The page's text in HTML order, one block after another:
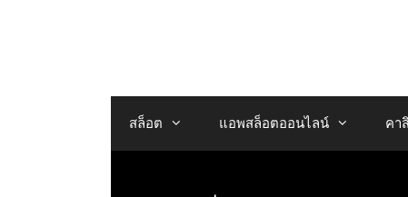
สล็อต แอพสล็อตออนไลน์ คา